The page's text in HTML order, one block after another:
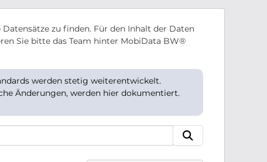
zu finden. Für den Inhalt der Daten
Sie bitte das Team hinter MobiData BW®
werden stetig weiterentwickelt.
Änderungen, werden hier dokumentiert.